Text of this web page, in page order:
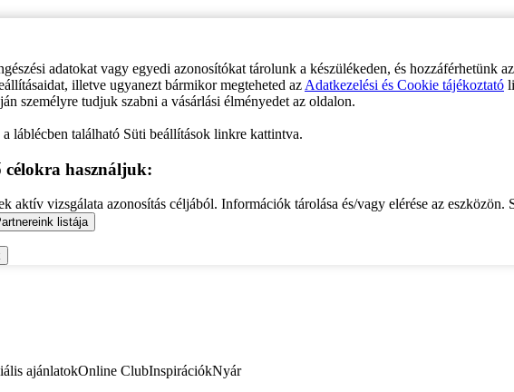
adatokat vagy egyedi azonosítókat tárolunk a készülékeden, és hozzáférhetünk
illetve ugyanezt bármikor megteheted az Adatkezelési és Cookie tájékoztató
személyre tudjuk szabni a vásárlási élményedet az oldalon.
láblécben található Süti beállítások linkre kattintva.
célokra használjuk:
aktív vizsgálata azonosítás céljából. Információk tárolása és/vagy elérése az eszközön.
listája
ajánlatokOnline ClubInspirációkNyár